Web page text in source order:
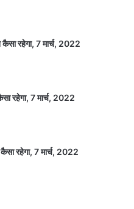
कैसा रहेगा, 7 मार्च, 2022
रहेगा, 7 मार्च, 2022
कैसा रहेगा, 7 मार्च, 2022